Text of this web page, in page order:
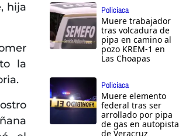
hija
la
Policiaca
Muere trabajador
tras volcadura de
pipa en camino al
pozo KREM-1 en
Las Choapas
Policiaca
Muere elemento
federal tras ser
arrollado por pipa
de gas en autopista
de Veracruz